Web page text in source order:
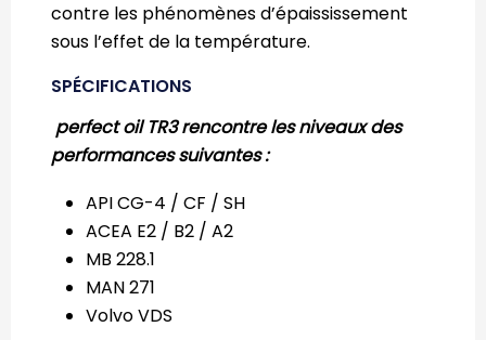
contre les phénomènes d’épaississement
sous l’effet de la température.
SPÉCIFICATIONS
perfect oil TR3 rencontre les niveaux des
performances suivantes :
API CG-4 / CF / SH
ACEA E2 / B2 / A2
MB 228.1
MAN 271
Volvo VDS